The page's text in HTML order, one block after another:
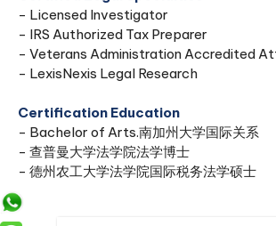
- Licensed Investigator
- IRS Authorized Tax Preparer
- Veterans Administration Accredited
- LexisNexis Legal Research
Certification Education
- Bachelor of Arts.南加州大学国际关系
- 查普曼大学法学院法学博士
- 德州农工大学法学院国际税务法学硕士